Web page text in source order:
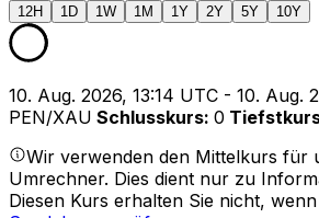
12H 1D 1W 1M 1Y 2Y 5Y 10Y
10. Aug. 2026, 13:14 UTC - 10. Aug.
PEN/XAU Schlusskurs: 0
Wir verwenden den Mittelkurs für
Umrechner. Dies dient nur zu
Diesen Kurs erhalten Sie nicht,